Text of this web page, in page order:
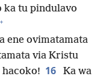
ka tu pindulavo
+
ene ovimatamata
via Kristu
16
Ka wa